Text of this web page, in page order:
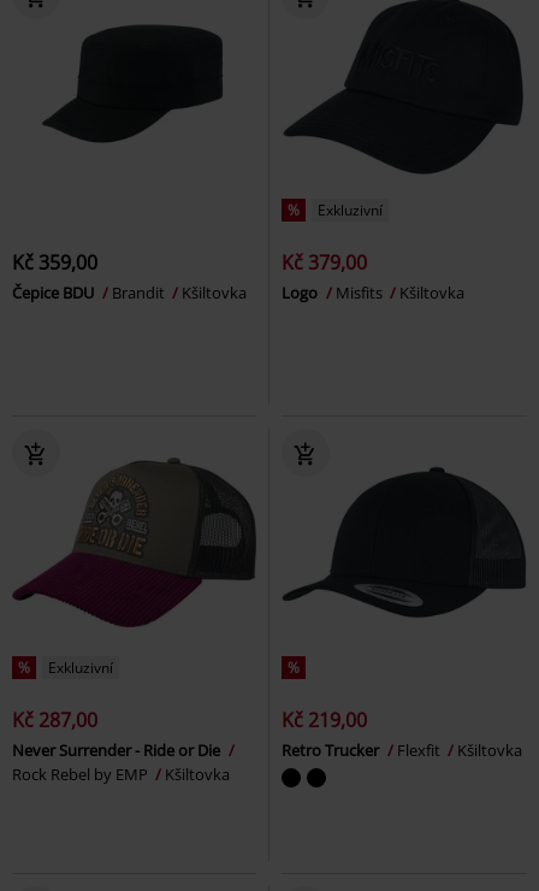
Kč 359,00
Čepice BDU Brandit Kšiltovka
% Exkluzivní
Kč 379,00
Logo Misfits Kšiltovka
% Exkluzivní
Kč 287,00
Never Surrender - Ride or Die
Rock Rebel by EMP
Kšiltovka
%
Kč 219,00
Retro Trucker Flexfit Kšiltovka